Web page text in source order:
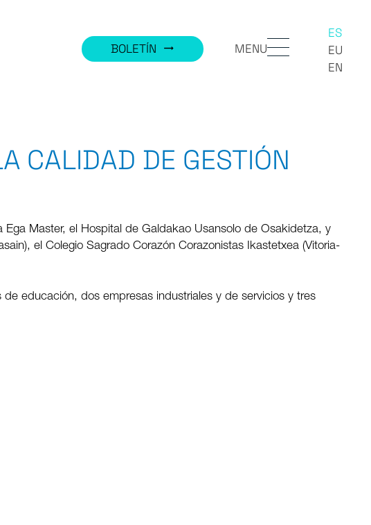
BOLETÍN trending_flat MENU
ES
EU
EN
CALIDAD DE GESTIÓN
Master, el Hospital de Galdakao Usansolo de Osakidetza, y
el Colegio Sagrado Corazón Corazonistas Ikastetxea (Vitoria-
educación, dos empresas industriales y de servicios y tres